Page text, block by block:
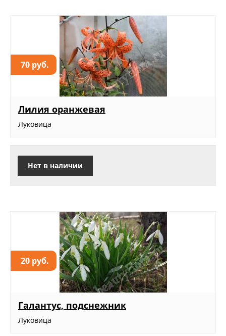
70 руб.
Лилия оранжевая
Луковица
Нет в наличии
20 руб.
Галантус, подснежник
Луковица